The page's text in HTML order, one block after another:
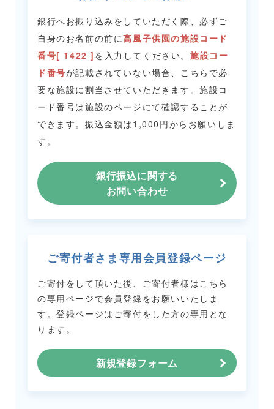
銀行へお振り込みをしていただく際、必ずご
自身のお名前の前に高風子供園の施設コード
番号[ 1422 ] を入力してください。 施設コー
ド番号が記載されていない場合、こちらで必
要な施設に割当させていただきます。施設コ
ード番号は施設のページにて確認することが
できます。 振込金額は1,000円からお願いしま
す。
銀行振込に関する
お問い合わせ
ご寄付者さま専用会員登録ページ
ご寄付をして頂いた後、ご寄付者様はこちら
の専用ページで会員登録をお願いいたしま
す。登録ページはご寄付をした方の専用とな
ります。
新規登録フォーム